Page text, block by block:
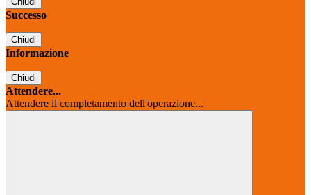
Successo
Chiudi
Informazione
Chiudi
Attendere...
Attendere il completamento dell'operazione...